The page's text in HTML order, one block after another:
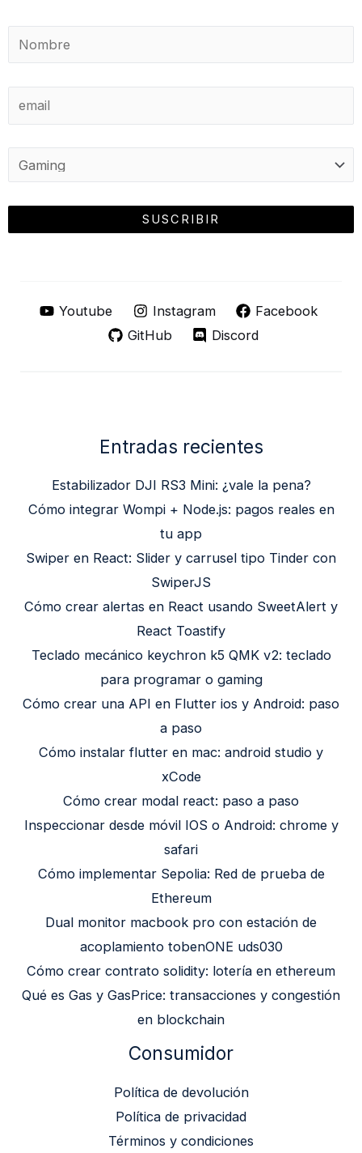
Youtube Instagram
Facebook
GitHub
Discord
Entradas recientes
Estabilizador DJI RS3 Mini: ¿vale la pena?
Cómo integrar Wompi + Node.js: pagos reales en
tu app
Swiper en React: Slider y carrusel tipo Tinder con
SwiperJS
Cómo crear alertas en React usando SweetAlert y
React Toastify
Teclado mecánico keychron k5 QMK v2: teclado
para programar o gaming
Cómo crear una API en Flutter ios y Android: paso
a paso
Cómo instalar flutter en mac: android studio y
xCode
Cómo crear modal react: paso a paso
Inspeccionar desde móvil IOS o Android: chrome y
safari
Cómo implementar Sepolia: Red de prueba de
Ethereum
Dual monitor macbook pro con estación de
acoplamiento tobenONE uds030
Cómo crear contrato solidity: lotería en ethereum
Qué es Gas y GasPrice: transacciones y congestión
en blockchain
Consumidor
Política de devolución
Política de privacidad
Términos y condiciones